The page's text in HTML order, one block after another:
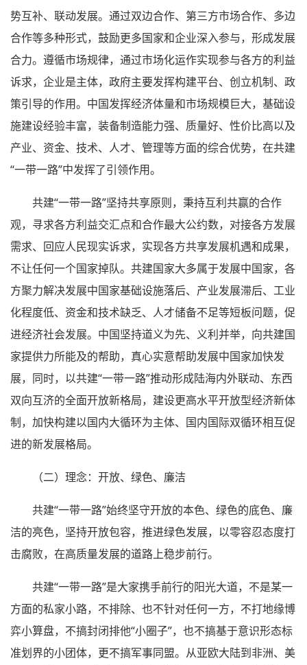
势互补、联动发展。通过双边合作、第三方市场合作、多边
合作等多种形式，鼓励更多国家和企业深入参与，形成发展
合力。遵循市场规律，通过市场化运作实现参与各方的利益
诉求，企业是主体，政府主要发挥构建平台、创立机制、政
策引导的作用。中国发挥经济体量和市场规模巨大，基础设
施建设经验丰富，装备制造能力强、质量好、性价比高以及
产业、资金、技术、人才、管理等方面的综合优势，在共建
“一带一路”中发挥了引领作用。
共建“一带一路”坚持共享原则，秉持互利共赢的合作
观，寻求各方利益交汇点和合作最大公约数，对接各方发展
需求、回应人民现实诉求，实现各方共享发展机遇和成果，
不让任何一个国家掉队。共建国家大多属于发展中国家，各
方聚力解决发展中国家基础设施落后、产业发展滞后、工业
化程度低、资金和技术缺乏、人才储备不足等短板问题，促
进经济社会发展。中国坚持道义为先、义利并举，向共建国
家提供力所能及的帮助，真心实意帮助发展中国家加快发
展，同时，以共建“一带一路”推动形成陆海内外联动、东西
双向互济的全面开放新格局，建设更高水平开放型经济新体
制，加快构建以国内大循环为主体、国内国际双循环相互促
进的新发展格局。
（二）理念：开放、绿色、廉洁
共建“一带一路”始终坚守开放的本色、绿色的底色、廉
洁的亮色，坚持开放包容，推进绿色发展，以零容忍态度打
击腐败，在高质量发展的道路上稳步前行。
共建“一带一路”是大家携手前行的阳光大道，不是某一
方面的私家小路，不排除、也不针对任何一方，不打地缘博
弈小算盘，不搞封闭排他“小圈子”，也不搞基于意识形态标
准划界的小团体，更不搞军事同盟。从亚欧大陆到非洲、美